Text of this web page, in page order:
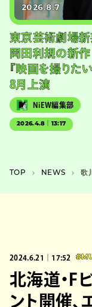
2026.8.7
東京芸術劇場新
岡田利規の新作
『映画を撮りた
8月上演
NiEW編集部
2026.4.8｜13:17
TOP NEWS 歌川広
2024.6.21｜17:52
北海道・F
ント開催、